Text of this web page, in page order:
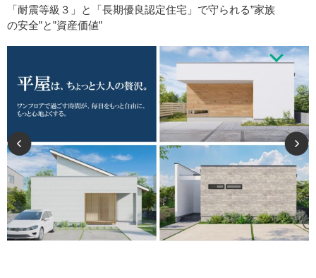
「耐震等級３」と「長期優良認定住宅」で守られる”家族
の安全”と”資産価値”